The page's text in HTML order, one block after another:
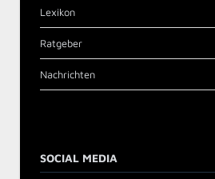
Lexikon
Ratgeber
Nachrichten
SOCIAL MEDIA